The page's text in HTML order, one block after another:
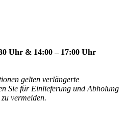
Uhr & 14:00 – 17:00 Uhr
gelten verlängerte
Sie für Einlieferung und Abholung
vermeiden.